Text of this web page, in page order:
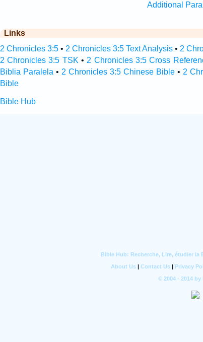
Additional
Links
2 Chronicles 3:5• 2 Chronicles 3:5 Text Analysis• 2
2 Chronicles 3:5 TSK • 2 Chronicles 3:5 Cross
Biblia Paralela • 2 Chronicles 3:5 Chinese Bible• 2
Bible
Bible Hub